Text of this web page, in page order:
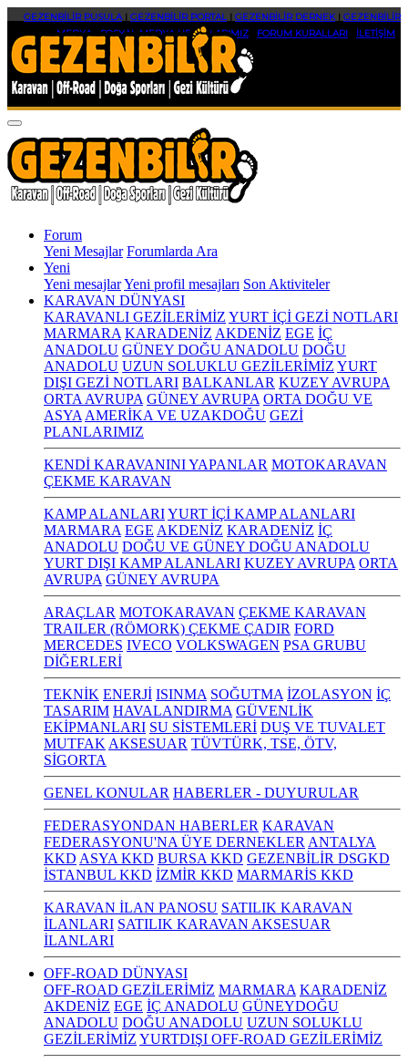
GEZENBİLİR PUSULA| GEZENBİLİR PORTAL| GEZENBİLİR DERNEK| GEZENBİLİR
MEDYA|SOSYAL MEDYA HESAPLARIMIZ FORUM KURALLARI İLETİŞİM
Forum
Yeni Mesajlar Forumlarda Ara
Yeni
Yeni mesajlarYeni profil mesajları Son Aktiviteler
KARAVAN DÜNYASI
KARAVANLI GEZİLERİMİZ YURT İÇİ GEZİ NOTLARI
MARMARA KARADENİZ AKDENİZ EGE İÇ
ANADOLU GÜNEY DOĞU ANADOLU DOĞU
ANADOLU UZUN SOLUKLU GEZİLERİMİZ YURT
DIŞI GEZİ NOTLARI BALKANLAR KUZEY AVRUPA
ORTA AVRUPA GÜNEY AVRUPA ORTA DOĞU VE
ASYA AMERİKA VE UZAKDOĞU GEZİ
PLANLARIMIZ
KENDİ KARAVANINI YAPANLAR MOTOKARAVAN
ÇEKME KARAVAN
KAMP ALANLARIYURT İÇİ KAMP ALANLARI
MARMARA EGE AKDENİZ KARADENİZ İÇ
ANADOLU DOĞU VE GÜNEY DOĞU ANADOLU
YURT DIŞI KAMP ALANLARI KUZEY AVRUPA ORTA
AVRUPA GÜNEY AVRUPA
ARAÇLAR MOTOKARAVAN ÇEKME KARAVAN
TRAILER (RÖMORK) ÇEKME ÇADIR FORD
MERCEDES IVECO VOLKSWAGEN PSA GRUBU
DİĞERLERİ
TEKNİK ENERJİ ISINMA SOĞUTMA İZOLASYON İÇ
TASARIM HAVALANDIRMA GÜVENLİK
EKİPMANLARI SU SİSTEMLERİ DUŞ VE TUVALET
MUTFAK AKSESUAR TÜVTÜRK, TSE, ÖTV,
SİGORTA
GENEL KONULAR HABERLER - DUYURULAR
FEDERASYONDAN HABERLER KARAVAN
FEDERASYONU'NA ÜYE DERNEKLER ANTALYA
KKD ASYA KKD BURSA KKD GEZENBİLİR DSGKD
İSTANBUL KKD İZMİR KKD MARMARİS KKD
KARAVAN İLAN PANOSU SATILIK KARAVAN
İLANLARI SATILIK KARAVAN AKSESUAR
İLANLARI
OFF-ROAD DÜNYASI
OFF-ROAD GEZİLERİMİZ MARMARA KARADENİZ
AKDENİZ EGE İÇ ANADOLU GÜNEYDOĞU
ANADOLU DOĞU ANADOLU UZUN SOLUKLU
GEZİLERİMİZ YURTDIŞI OFF-ROAD GEZİLERİMİZ